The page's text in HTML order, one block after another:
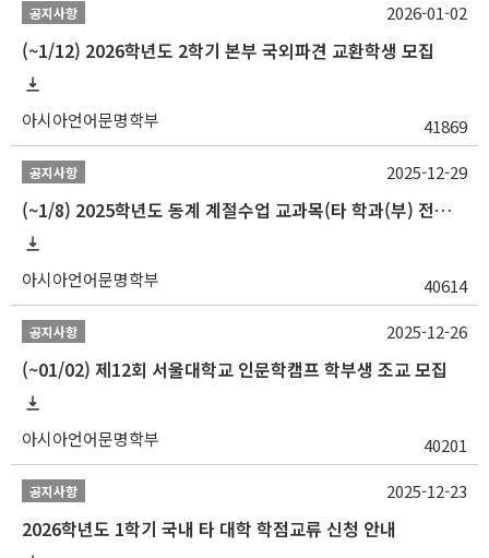
공지사항
(~1/12) 2026학년도 2학기 본부 국외파견 교환학생 모집
아시아언어문명학부 41869
2026-01-02
공지사항
(~1/8) 2025학년도 동계 계절수업 교과목(타 학과(부) 전공 및 교양) 성적평가방법 선택제 신청 안내
아시아언어문명학부 40614
2025-12-29
공지사항
(~01/02) 제12회 서울대학교 인문학캠프 학부생 조교 모집
아시아언어문명학부 40201
2025-12-26
공지사항
2026학년도 1학기 국내 타 대학 학점교류 신청 안내
2025-12-23